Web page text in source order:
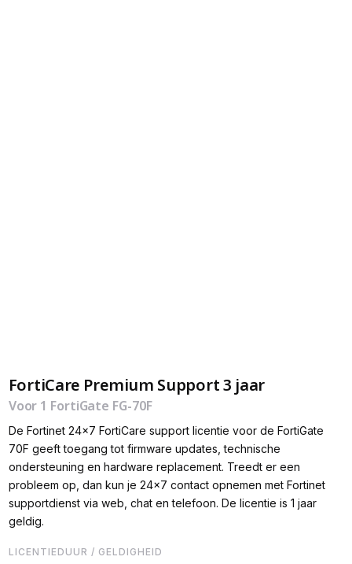
FortiCare Premium Support 3 jaar
Voor 1 FortiGate FG-70F
De Fortinet 24x7 FortiCare support licentie voor de FortiGate
70F geeft toegang tot firmware updates, technische
ondersteuning en hardware replacement. Treedt er een
probleem op, dan kun je 24x7 contact opnemen met Fortinet
supportdienst via web, chat en telefoon. De licentie is 1 jaar
geldig.
LICENTIEDUUR / GELDIGHEID